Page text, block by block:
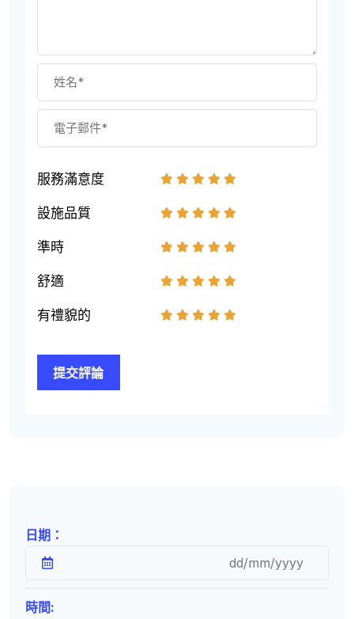
服務滿意度 5
4
3
2
設施品質 5
4
3
2
準時 5
4
3
2
舒適 5
4
3
2
有禮貌的 5
4
3
2
日期：
時間: